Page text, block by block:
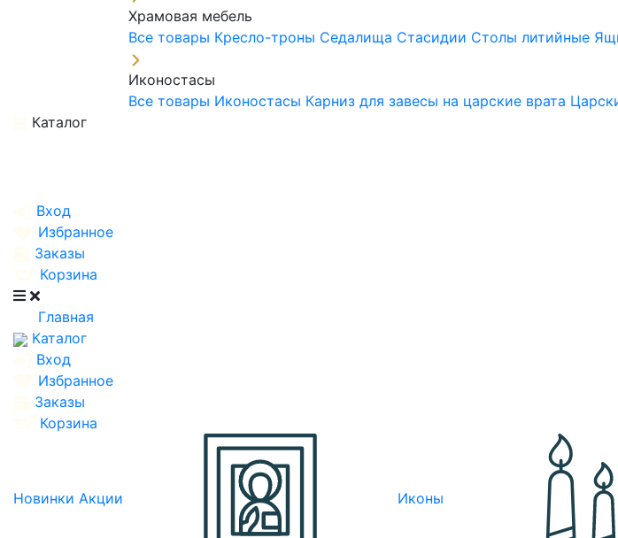
Храмовая мебель
Все товары Кресло-троны Седалища Стасидии Столы литийные
Иконостасы
Все товары Иконостасы Карниз для завесы на царские врата
Каталог
Вход
Избранное
Заказы
Корзина
Главная
Каталог
Вход
Избранное
Заказы
Корзина
Новинки Акции Иконы